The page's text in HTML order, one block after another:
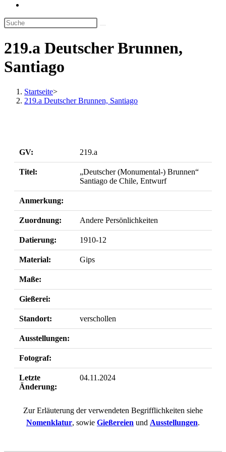
umschalten
219.a Deutscher Brunnen,
Santiago
Startseite>
219.a Deutscher Brunnen, Santiago
GV: 219.a
Titel:
„Deutscher (Monumental-) Brunnen“
Santiago de Chile, Entwurf
Anmerkung:
Zuordnung: Andere Persönlichkeiten
Datierung: 1910-12
Material: Gips
Maße:
Gießerei:
Standort: verschollen
Ausstellungen:
Fotograf:
Letzte
Änderung:
04.11.2024
Zur Erläuterung der verwendeten Begrifflichkeiten siehe
Nomenklatur, sowie Gießereien und Ausstellungen.